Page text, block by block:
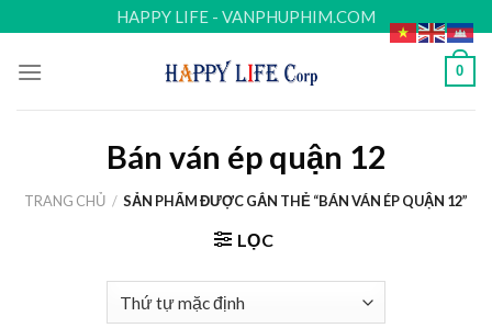
to
content
HAPPY LIFE - VANPHUPHIM.COM
0
Bán ván ép quận 12
TRANG CHỦ / SẢN PHẨM ĐƯỢC GẮN THẺ “BÁN VÁN ÉP QUẬN 12”
LỌC